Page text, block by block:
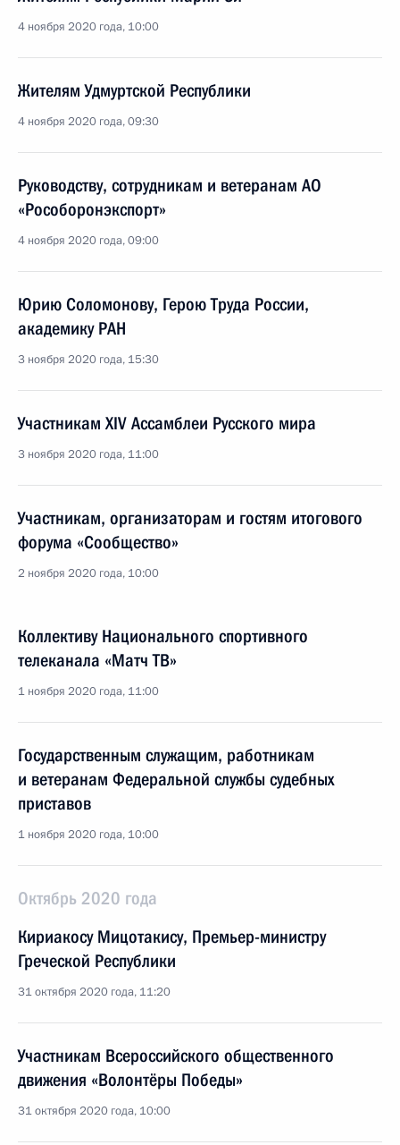
4 ноября 2020 года, 10:00
Жителям Удмуртской Республики
4 ноября 2020 года, 09:30
Руководству, сотрудникам и ветеранам АО
«Рособоронэкспорт»
4 ноября 2020 года, 09:00
Юрию Соломонову, Герою Труда России,
академику РАН
3 ноября 2020 года, 15:30
Участникам XIV Ассамблеи Русского мира
3 ноября 2020 года, 11:00
Участникам, организаторам и гостям итогового
форума «Сообщество»
2 ноября 2020 года, 10:00
Коллективу Национального спортивного
телеканала «Матч ТВ»
1 ноября 2020 года, 11:00
Государственным служащим, работникам
и ветеранам Федеральной службы судебных
приставов
1 ноября 2020 года, 10:00
Октябрь 2020 года
Кириакосу Мицотакису, Премьер-министру
Греческой Республики
31 октября 2020 года, 11:20
Участникам Всероссийского общественного
движения «Волонтёры Победы»
31 октября 2020 года, 10:00